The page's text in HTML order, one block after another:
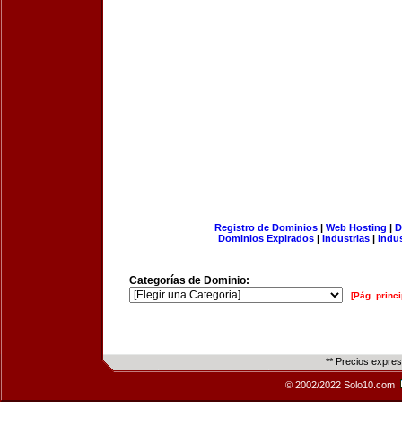
Registro de Dominios| Web Hosting |
Dominios Expirados | Industrias |
Categorías de Dominio:
[Pág.
** Precios
© 2002/2022 Solo10.com